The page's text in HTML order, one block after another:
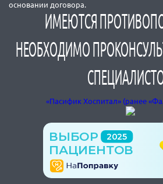
основании договора.
ИМЕЮТСЯ
НЕОБХОДИМО
«Пасифик Хоспитал» (ранее